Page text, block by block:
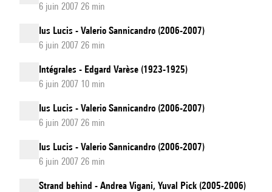
6 juin 2007 26 min
Ius Lucis - Valerio Sannicandro (2006-2007)
6 juin 2007 26 min
Intégrales - Edgard Varèse (1923-1925)
6 juin 2007 10 min
Ius Lucis - Valerio Sannicandro (2006-2007)
6 juin 2007 26 min
Ius Lucis - Valerio Sannicandro (2006-2007)
6 juin 2007 26 min
Strand behind - Andrea Vigani, Yuval Pick (2005-2006)